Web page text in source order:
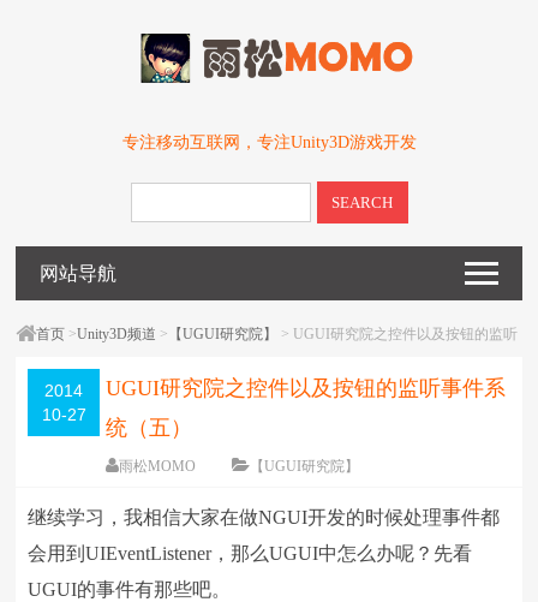
专注移动互联网，专注Unity3D游戏开发
SEARCH
网站导航
首页 >Unity3D频道 > 【UGUI研究院】
> UGUI研究院之控件以及按钮的监听
2014
10-27
UGUI研究院之控件以及按钮的监听事件系
统（五）
雨松MOMO
【UGUI研究院】
编辑日期：2016-05-03 字体：大 中小
继续学习，我相信大家在做NGUI开发的时候处理事件都
会用到UIEventListener，那么UGUI中怎么办呢？先看
UGUI的事件有那些吧。